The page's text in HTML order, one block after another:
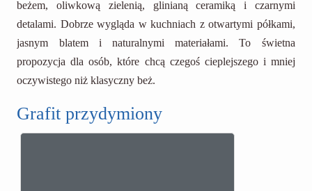
beżem, oliwkową zielenią, glinianą ceramiką i czarnymi
detalami. Dobrze wygląda w kuchniach z otwartymi półkami,
jasnym blatem i naturalnymi materiałami. To świetna
propozycja dla osób, które chcą czegoś cieplejszego i mniej
oczywistego niż klasyczny beż.
Grafit przydymiony